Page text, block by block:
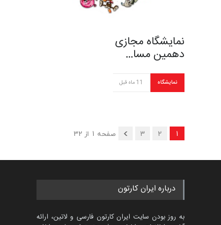
نمایشگاه مجازی
دهمین مسا…
نمایشگاه 11 ماه قبل
1
2
3 صفحه 1 از 32
درباره ایران کارتون
به روز بودن سایت ایران کارتون فارسی و لاتین، ارائه